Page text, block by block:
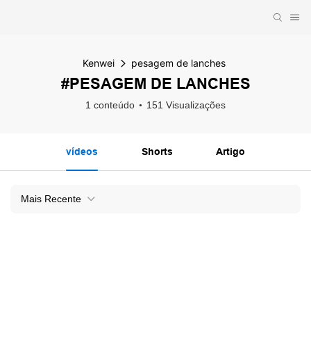
Kenwei pesagem de lanches
#PESAGEM DE LANCHES
1 conteúdo 151 Visualizações
vídeos Shorts Artigo
Mais Recente